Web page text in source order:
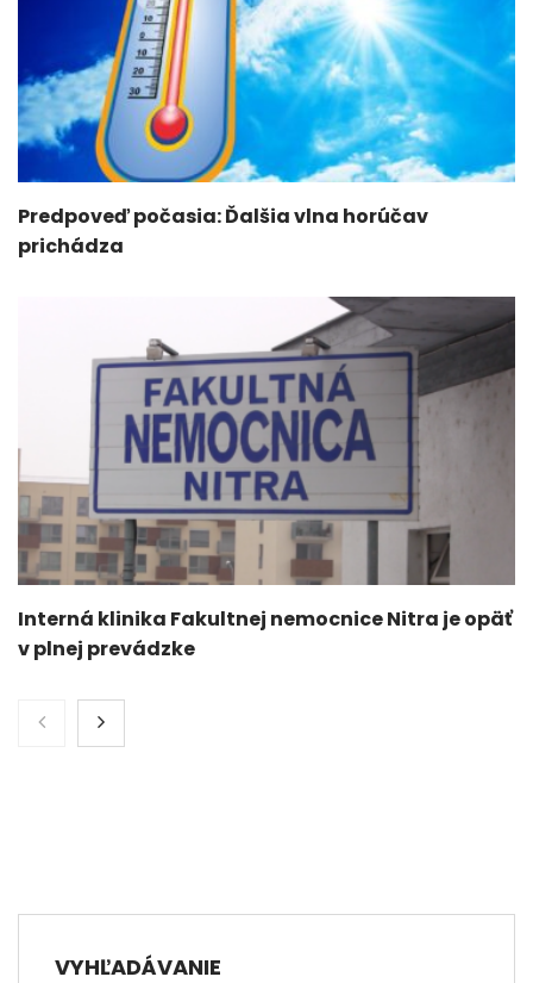
Predpoveď počasia: Ďalšia vlna horúčav
prichádza
Interná klinika Fakultnej nemocnice Nitra je opäť
v plnej prevádzke
VYHĽADÁVANIE